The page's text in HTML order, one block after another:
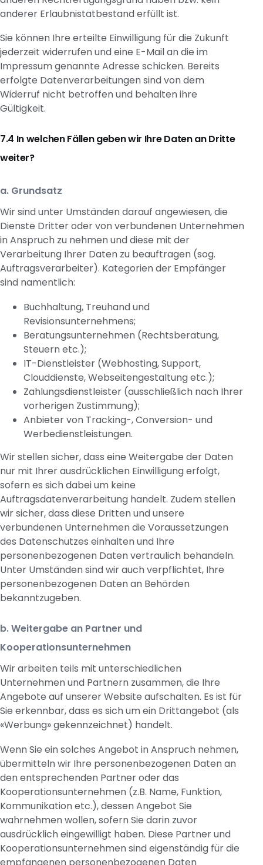
anderer Erlaubnistatbestand erfüllt ist.
Sie können Ihre erteilte Einwilligung für die Zukunft
jederzeit widerrufen und eine E-Mail an die im
Impressum genannte Adresse schicken. Bereits
erfolgte Datenverarbeitungen sind von dem
Widerruf nicht betroffen und behalten ihre
Gültigkeit.
In welchen Fällen geben wir Ihre Daten an Dritte
weiter?
a. Grundsatz
Wir sind unter Umständen darauf angewiesen, die
Dienste Dritter oder von verbundenen Unternehmen
in Anspruch zu nehmen und diese mit der
Verarbeitung Ihrer Daten zu beauftragen (sog.
Auftragsverarbeiter). Kategorien der Empfänger
sind namentlich:
Buchhaltung, Treuhand und
Revisionsunternehmens;
Beratungsunternehmen (Rechtsberatung,
Steuern etc.);
IT-Dienstleister (Webhosting, Support,
Clouddienste, Webseitengestaltung etc.);
Zahlungsdienstleister (ausschließlich nach Ihrer
vorherigen Zustimmung);
Anbieter von Tracking-, Conversion- und
Werbedienstleistungen.
Wir stellen sicher, dass eine Weitergabe der Daten
nur mit Ihrer ausdrücklichen Einwilligung erfolgt,
sofern es sich dabei um keine
Auftragsdatenverarbeitung handelt. Zudem stellen
wir sicher, dass diese Dritten und unsere
verbundenen Unternehmen die Voraussetzungen
des Datenschutzes einhalten und Ihre
personenbezogenen Daten vertraulich behandeln.
Unter Umständen sind wir auch verpflichtet, Ihre
personenbezogenen Daten an Behörden
bekanntzugeben.
b. Weitergabe an Partner und
Kooperationsunternehmen
Wir arbeiten teils mit unterschiedlichen
Unternehmen und Partnern zusammen, die Ihre
Angebote auf unserer Website aufschalten. Es ist für
Sie erkennbar, dass es sich um ein Drittangebot (als
«Werbung» gekennzeichnet) handelt.
Wenn Sie ein solches Angebot in Anspruch nehmen,
übermitteln wir Ihre personenbezogenen Daten an
den entsprechenden Partner oder das
Kooperationsunternehmen (z.B. Name, Funktion,
Kommunikation etc.), dessen Angebot Sie
wahrnehmen wollen, sofern Sie darin zuvor
ausdrücklich eingewilligt haben. Diese Partner und
Kooperationsunternehmen sind eigenständig für die